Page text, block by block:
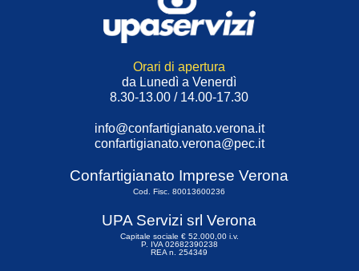
Orari di apertura
da Lunedì a Venerdì
8.30-13.00 / 14.00-17.30
info@confartigianato.verona.it
confartigianato.verona@pec.it
Confartigianato Imprese Verona
Cod. Fisc. 80013600236
UPA Servizi srl Verona
Capitale sociale € 52.000,00 i.v.
P. IVA 02682390238
REA n. 254349